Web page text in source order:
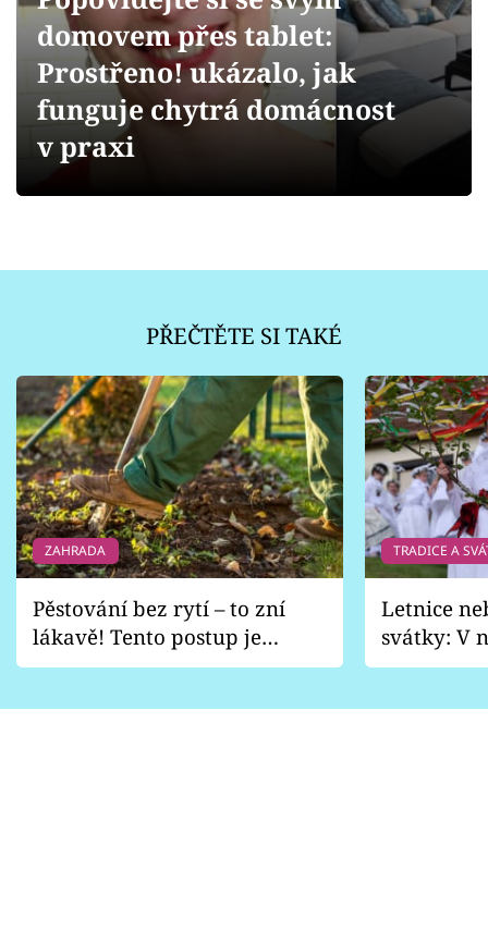
Přihlášení
Sledujte nás
domovem přes tablet:
Prostřeno! ukázalo, jak
funguje chytrá domácnost
v praxi
PŘEČTĚTE SI TAKÉ
ZAHRADA
Pěstování bez rytí – to zní
lákavě! Tento postup je
vhodný jen pro některé
TRADICE A
Letnice
svátky: V
pondělí